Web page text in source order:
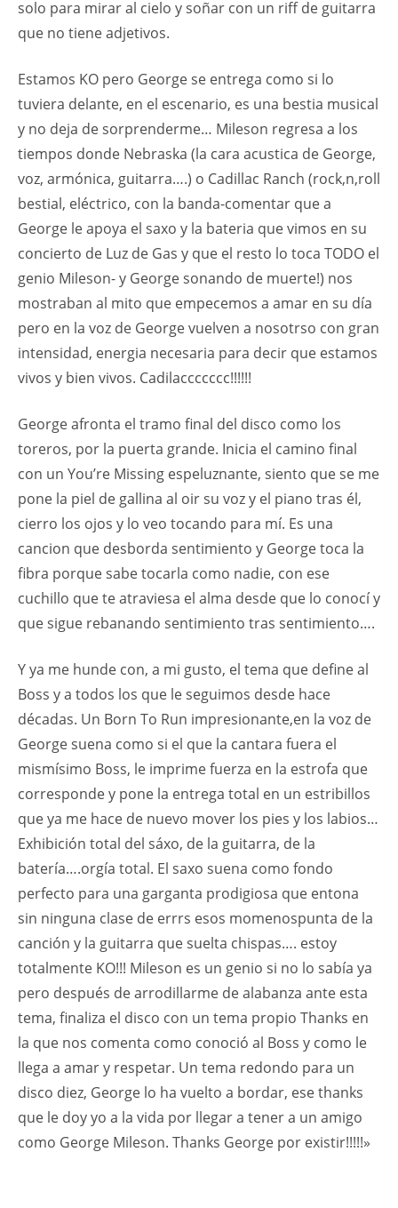
solo para mirar al cielo y soñar con un riff de guitarra
que no tiene adjetivos.
Estamos KO pero George se entrega como si lo
tuviera delante, en el escenario, es una bestia musical
y no deja de sorprenderme… Mileson regresa a los
tiempos donde Nebraska (la cara acustica de George,
voz, armónica, guitarra….) o Cadillac Ranch (rock,n,roll
bestial, eléctrico, con la banda-comentar que a
George le apoya el saxo y la bateria que vimos en su
concierto de Luz de Gas y que el resto lo toca TODO el
genio Mileson- y George sonando de muerte!) nos
mostraban al mito que empecemos a amar en su día
pero en la voz de George vuelven a nosotrso con gran
intensidad, energia necesaria para decir que estamos
vivos y bien vivos. Cadilaccccccc!!!!!!
George afronta el tramo final del disco como los
toreros, por la puerta grande. Inicia el camino final
con un You’re Missing espeluznante, siento que se me
pone la piel de gallina al oir su voz y el piano tras él,
cierro los ojos y lo veo tocando para mí. Es una
cancion que desborda sentimiento y George toca la
fibra porque sabe tocarla como nadie, con ese
cuchillo que te atraviesa el alma desde que lo conocí y
que sigue rebanando sentimiento tras sentimiento….
Y ya me hunde con, a mi gusto, el tema que define al
Boss y a todos los que le seguimos desde hace
décadas. Un Born To Run impresionante,en la voz de
George suena como si el que la cantara fuera el
mismísimo Boss, le imprime fuerza en la estrofa que
corresponde y pone la entrega total en un estribillos
que ya me hace de nuevo mover los pies y los labios…
Exhibición total del sáxo, de la guitarra, de la
batería….orgía total. El saxo suena como fondo
perfecto para una garganta prodigiosa que entona
sin ninguna clase de errrs esos momenospunta de la
canción y la guitarra que suelta chispas…. estoy
totalmente KO!!! Mileson es un genio si no lo sabía ya
pero después de arrodillarme de alabanza ante esta
tema, finaliza el disco con un tema propio Thanks en
la que nos comenta como conoció al Boss y como le
llega a amar y respetar. Un tema redondo para un
disco diez, George lo ha vuelto a bordar, ese thanks
que le doy yo a la vida por llegar a tener a un amigo
como George Mileson. Thanks George por existir!!!!!»